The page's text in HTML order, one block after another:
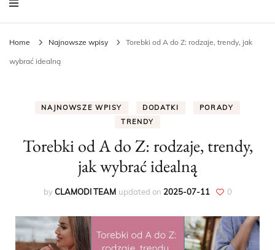
Home Najnowsze wpisy Torebki od A do Z: rodzaje, trendy, jak
wybrać idealną
NAJNOWSZE WPISY DODATKI
PORADY
TRENDY
Torebki od A do Z: rodzaje, trendy,
jak wybrać idealną
byCLAMODI TEAM updated on 2025-07-11 0